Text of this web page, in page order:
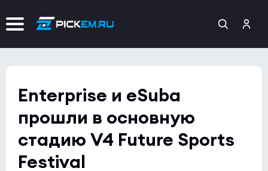
Enterprise и eSuba
прошли в основную
стадию V4 Future Sports
Festival